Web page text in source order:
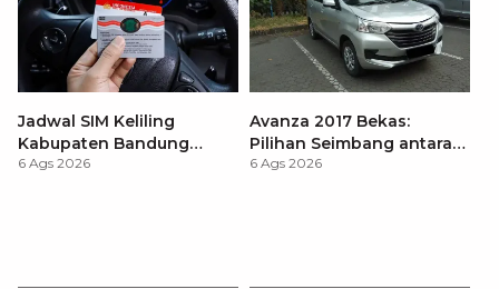
Jadwal SIM Keliling
Kabupaten Bandung
Terbaru 2026 dan
6 Ags 2026
Avanza 2017 Bekas:
Pilihan Seimbang antara
Harga dan Fitur Modern
6 Ags 2026